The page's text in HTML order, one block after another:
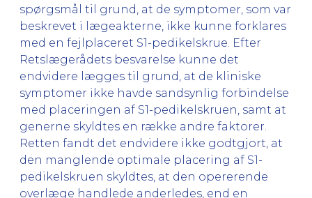
spørgsmål til grund, at de symptomer, som var
beskrevet i lægeakterne, ikke kunne forklares
med en fejlplaceret S1-pedikelskrue. Efter
Retslægerådets besvarelse kunne det
endvidere lægges til grund, at de kliniske
symptomer ikke havde sandsynlig forbindelse
med placeringen af S1-pedikelskruen, samt at
generne skyldtes en række andre faktorer.
Retten fandt det endvidere ikke godtgjort, at
den manglende optimale placering af S1-
pedikelskruen skyldtes, at den opererende
overlæge handlede anderledes, end en